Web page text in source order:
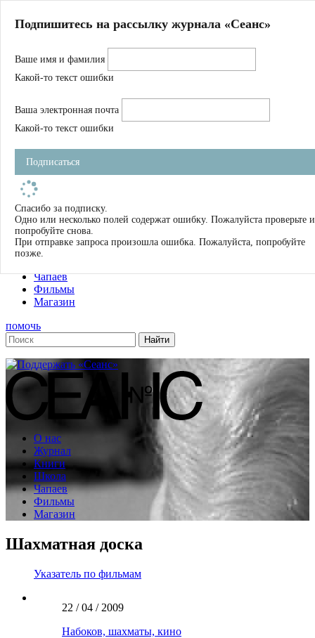
Магазин
Журнал
Школа
Устав
Фильмы
Имена
Тэги
О нас
Журнал
Книги
Чапаев
Фильмы
Магазин
помочь
О нас
Журнал
Книги
Школа
Чапаев
Фильмы
Магазин
Шахматная доска
Указатель по фильмам
22 / 04 / 2009
Набоков, шахматы, кино
Подпишитесь на рассылку журнала «Сеанс»
Ваше имя и фамилия
Какой-то текст ошибки
Ваша электронная почта
Какой-то текст ошибки
Подписаться
Спасибо за подписку.
Одно или несколько полей содержат ошибку. Пожалуйста проверьте и
попробуйте снова.
При отправке запроса произошла ошибка. Пожалуйста, попробуйте
позже.